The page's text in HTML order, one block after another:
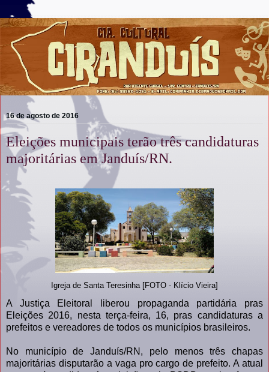
16 de agosto de 2016
Eleições municipais terão três candidaturas
majoritárias em Janduís/RN.
Igreja de Santa Teresinha [FOTO - Klício Vieira]
A Justiça Eleitoral liberou propaganda partidária pras
Eleições 2016, nesta terça-feira, 16, pras candidaturas a
prefeitos e vereadores de todos os municípios brasileiros.
No município de Janduís/RN, pelo menos três chapas
majoritárias disputarão a vaga pro cargo de prefeito. A atual